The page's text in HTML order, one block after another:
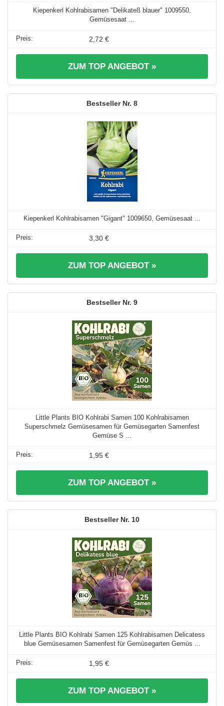
Kiepenkerl Kohlrabisamen "Delikateß blauer" 1009550,
Gemüsesaat ...
2,72 €
ZUM TOP ANGEBOT »
8
Kiepenkerl Kohlrabisamen "Gigant" 1009650, Gemüsesaat ...
3,30 €
ZUM TOP ANGEBOT »
9
Little Plants BIO Kohlrabi Samen 100 Kohlrabisamen
Superschmelz Gemüsesamen für Gemüsegarten Samenfest
Gemüse S ...
1,95 €
ZUM TOP ANGEBOT »
10
Little Plants BIO Kohlrabi Samen 125 Kohlrabisamen Delicatess
blue Gemüsesamen Samenfest für Gemüsegarten Gemüs ...
1,95 €
ZUM TOP ANGEBOT »